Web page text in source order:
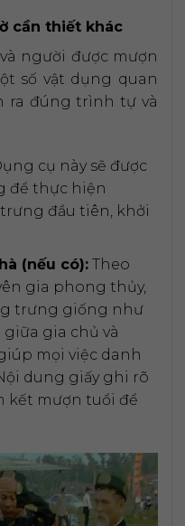
cần thiết khác
người được mượn
số vật dụng quan
ra đúng trình tự và
cụ này sẽ được
để thực hiện
đầu tiên, khởi
(nếu có):Theo
gia phong thủy,
trưng giống như
gia chủ và
mọi việc danh
dung giấy ghi rõ
kết mượn tuổi để